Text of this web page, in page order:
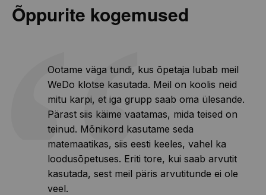
Õppurite kogemused
Ootame väga tundi, kus õpetaja lubab meil
WeDo klotse kasutada. Meil on koolis neid
mitu karpi, et iga grupp saab oma ülesande.
Pärast siis käime vaatamas, mida teised on
teinud. Mõnikord kasutame seda
matemaatikas, siis eesti keeles, vahel ka
loodusõpetuses. Eriti tore, kui saab arvutit
kasutada, sest meil päris arvutitunde ei ole
veel.